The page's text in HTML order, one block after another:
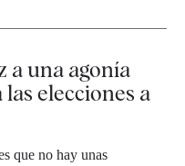
a una agonía
elecciones a
que no hay unas